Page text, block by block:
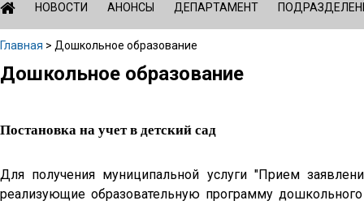
НОВОСТИ АНОНСЫ ДЕПАРТАМЕНТ
Вы
Главная > Дошкольное образование
Back
Дошкольное образование
Постановка на учет в детский сад
Для получения муниципальной услуги "Прием
реализующие образовательную программу